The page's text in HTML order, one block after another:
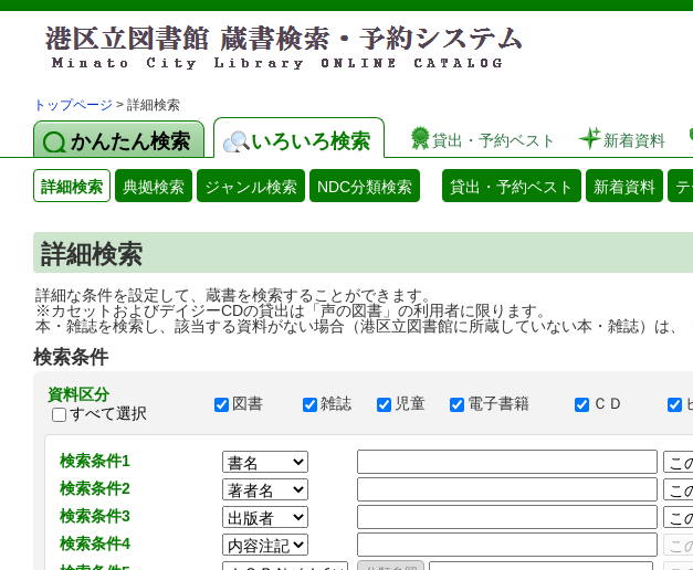
港区立図書館 蔵書検
トップページ > 詳細検索
かんたん検索 いろいろ検索 貸出・予約ベスト 新着資料
詳細検索 典拠検索 ジャンル検索 NDC分類検索 貸出・予約ベスト 新着資料
詳細検索
詳細な条件を設定して、蔵書を検索することができます。
※カセットおよびデイジーCDの貸出は「声の図書」の利用者に限ります。
本・雑誌を検索し、該当する資料がない場合（港区立図書館に所蔵していない本・雑誌）は、
検索条件
資料区分
すべて選択
図書 雑誌 児童 電子書籍 ＣＤ
検索条件1
検索条件2
検索条件3
検索条件4